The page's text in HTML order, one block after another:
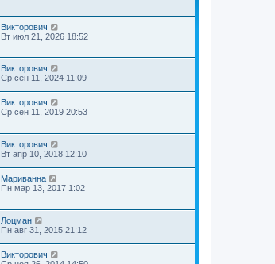
Викторович
Вт июл 21, 2026 18:52
Викторович
Ср сен 11, 2024 11:09
Викторович
Ср сен 11, 2019 20:53
Викторович
Вт апр 10, 2018 12:10
Мариванна
Пн мар 13, 2017 1:02
Лоцман
Пн авг 31, 2015 21:12
Викторович